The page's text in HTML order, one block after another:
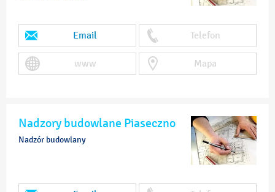
Email Telefon
www Mapa
Nadzory budowlane Piaseczno
Nadzór budowlany